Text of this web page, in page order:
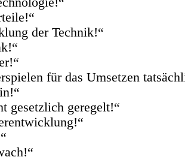
der Technik!“
für das Umsetzen
gesetzlich geregelt!“